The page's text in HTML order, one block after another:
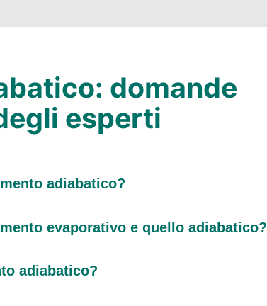
domande
esperti
adiabatico?
evaporativo e quello adiabatico?
adiabatico?